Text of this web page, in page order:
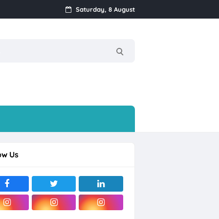
Mijen, Semarang
Saturday, 8 August
Us